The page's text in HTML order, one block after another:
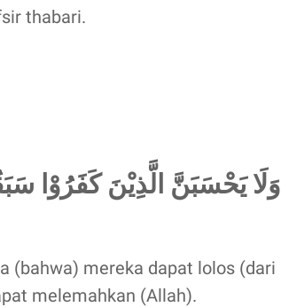
thabari.
وَلَا يَحْسَبَنَّ الَّذِيْنَ كَفَرُوْا
(bahwa) mereka dapat lolos (dari
melemahkan (Allah).